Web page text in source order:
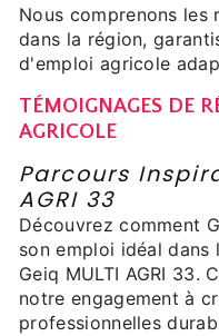
Nous comprenons les
dans la région,
d'emploi agricole
TÉMOIGNAGES DE
AGRICOLE
Parcours
AGRI 33
Découvrez comment
son emploi idéal
Geiq MULTI AGRI 33.
notre engagement à
professionnelles